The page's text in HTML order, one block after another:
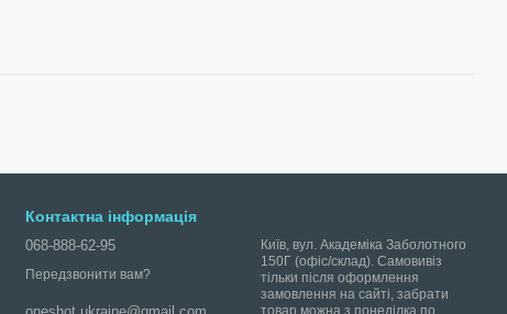
Контактна інформація
068-888-62-95
Передзвонити вам?
Київ, вул. Академіка Заболотного
150Г (офіс/склад). Самовивіз
тільки після оформлення
замовлення на сайті, забрати
товар можна з понеділка по